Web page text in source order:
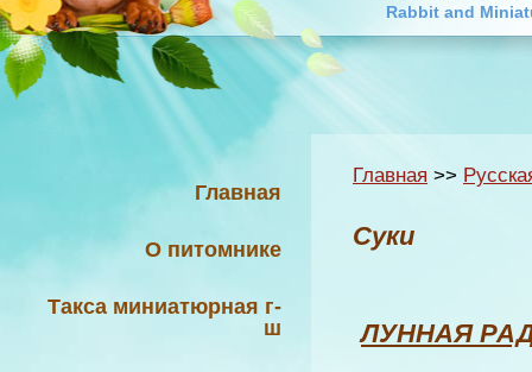
Rabbit and
Главная
О питомнике
Такса миниатюрная г-
ш
Главная >>
Суки
ЛУННАЯ